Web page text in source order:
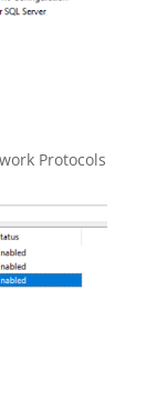
Protocols